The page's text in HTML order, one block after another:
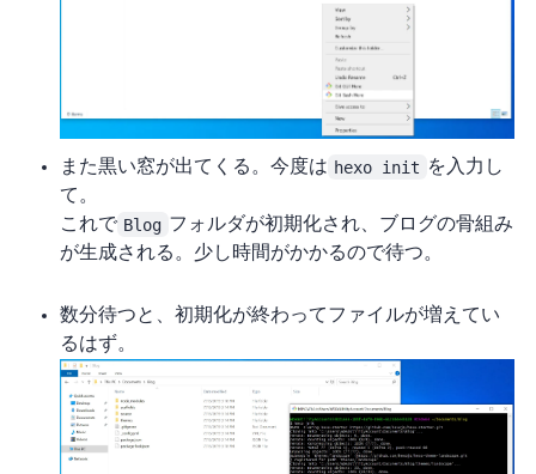
また黒い窓が出てくる。今度は hexo init を入力し
て Enter。
これで Blog フォルダが初期化され、ブログの骨組み
が生成される。少し時間がかかるので待つ。
数分待つと、初期化が終わってファイルが増えてい
るはず。